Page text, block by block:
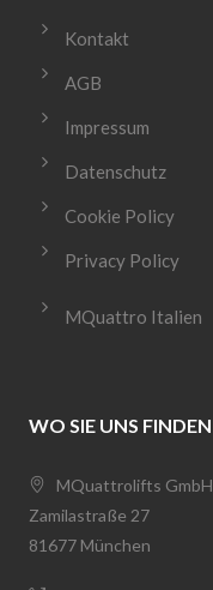
Kontakt
AGB
Impressum
Datenschutz
Cookie Policy
Privacy Policy
MQuattro Italien
WO SIE UNS FINDEN
MQuattrolifts GmbH
Zamilastraße 27
81677 München